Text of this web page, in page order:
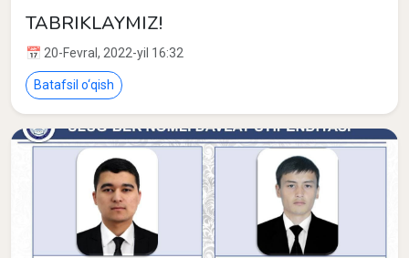
TABRIKLAYMIZ!
📅 20-Fevral, 2022-yil 16:32
Batafsil o‘qish